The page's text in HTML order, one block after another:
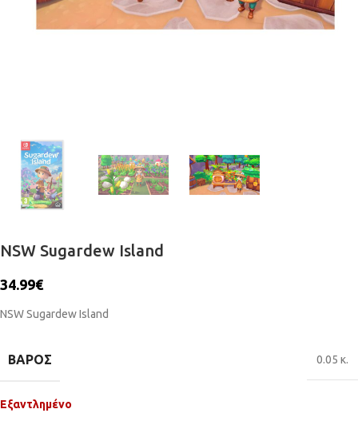
NSW Sugardew Island
34.99€
NSW Sugardew Island
ΒΆΡΟΣ 0.05 κ.
Εξαντλημένο